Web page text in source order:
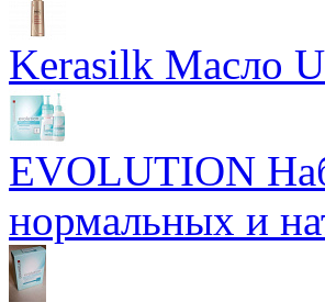
Kerasilk Масло
EVOLUTION
нормальных и